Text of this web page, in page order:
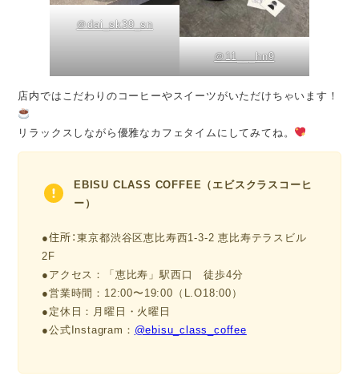
＠dai_sk39_sn
＠11___hn9
店内ではこだわりのコーヒーやスイーツがいただけちゃいます！
リラックスしながら優雅なカフェタイムにしてみてね。
EBISU CLASS COFFEE（エビスクラスコーヒ
ー）
●住所：東京都渋谷区恵比寿西1-3-2 恵比寿テラスビル
2F
●アクセス：「恵比寿」駅西口 徒歩4分
●営業時間：12:00〜19:00（L.O18:00）
●定休日：月曜日・火曜日
●公式Instagram： @ebisu_class_coffee